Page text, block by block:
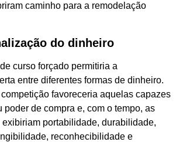
caminho para a remodelação
do dinheiro
curso forçado permitiria a
entre diferentes formas de dinheiro.
favoreceria aquelas capazes
poder de compra e, com o tempo, as
portabilidade, durabilidade,
reconhecibilidade e